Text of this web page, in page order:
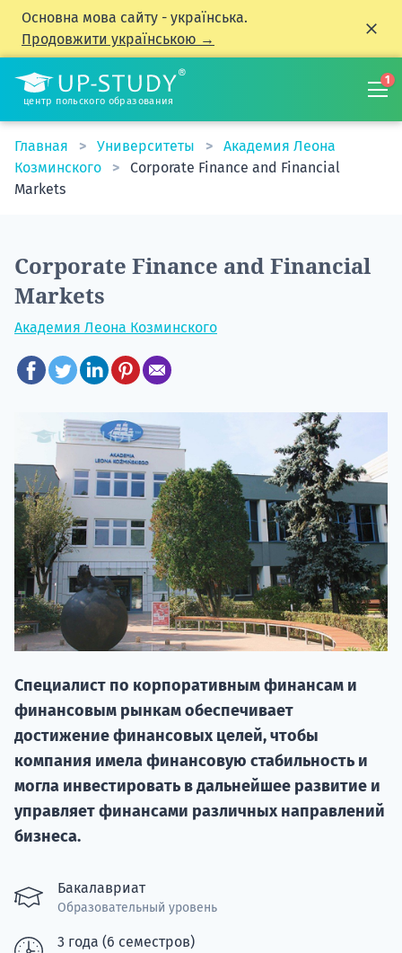
Основна мова сайту - українська.
Продовжити українською →
центр польского образования
1
Главная Университеты
Академия Леона
Козминского
Corporate Finance and Financial
Markets
Corporate Finance and Financial
Markets
Академия Леона Козминского
Специалист по корпоративным финансам и
финансовым рынкам обеспечивает
достижение финансовых целей, чтобы
компания имела финансовую стабильность и
могла инвестировать в дальнейшее развитие и
управляет финансами различных направлений
бизнеса.
Бакалавриат
Образовательный уровень
3 года (6 семестров)
20.09